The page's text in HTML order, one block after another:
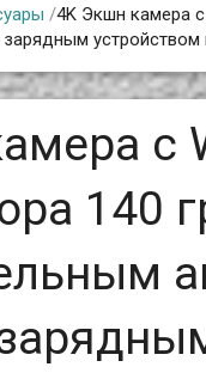
/4K Экшн камера
устройством
c
140